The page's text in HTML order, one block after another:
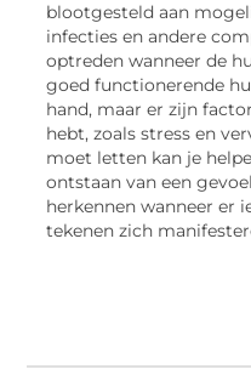
blootgesteld aan
infecties en andere
optreden wanneer de
goed functionerende
hand, maar er zijn
hebt, zoals stress en
moet letten kan je
ontstaan van een
herkennen wanneer er
tekenen zich